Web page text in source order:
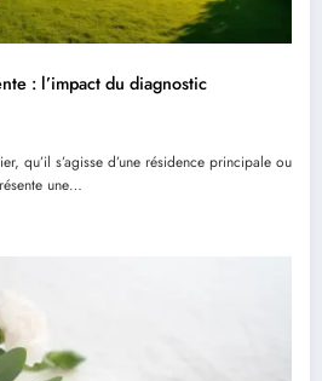
: l’impact du diagnostic
qu’il s’agisse d’une résidence principale ou
une…